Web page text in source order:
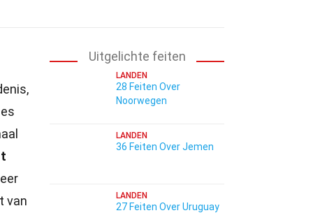
van
Uitgelichte feiten
LANDEN
28 Feiten Over
Noorwegen
LANDEN
36 Feiten Over Jemen
LANDEN
27 Feiten Over Uruguay